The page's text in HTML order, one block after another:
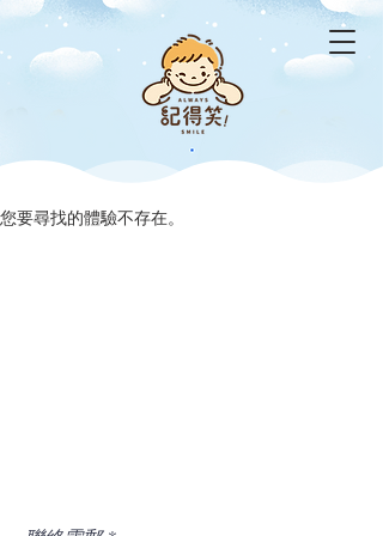
您要尋找的體驗不存在。